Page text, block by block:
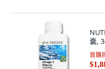
囊,
首購